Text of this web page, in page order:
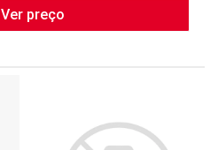
Ver preço